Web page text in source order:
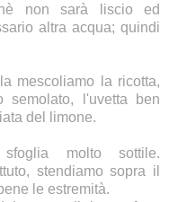
non sarà liscio ed
altra acqua; quindi
mescoliamo la ricotta,
l'uvetta ben
del limone.
molto sottile.
stendiamo sopra il
le estremità.